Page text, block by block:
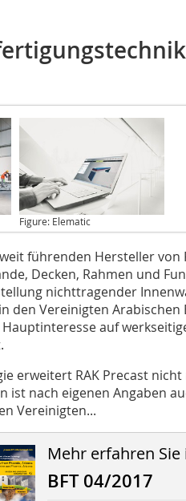
Figure: Elematic
führenden Hersteller von
Decken, Rahmen und
nichttragender
den Vereinigten Arabischen
auf
erweitert RAK Precast
ist nach eigenen Angaben
Vereinigten...
Mehr erfahren Sie
BFT 04/2017